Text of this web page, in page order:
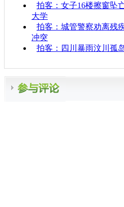
拍客：女子16楼擦窗坠
大学
拍客：城管警察劝离残
冲突
拍客：四川暴雨汶川孤